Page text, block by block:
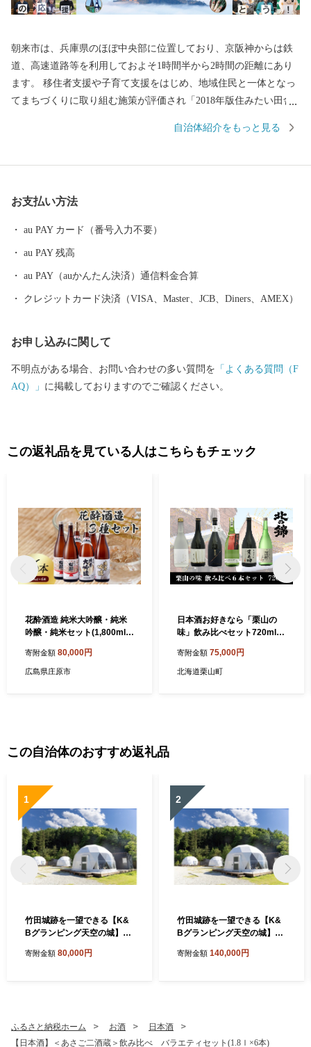
朝来市は、兵庫県のほぼ中央部に位置しており、京阪神からは鉄
道、高速道路等を利用しておよそ1時間半から2時間の距離にあり
ます。 移住者支援や子育て支援をはじめ、地域住民と一体となっ
てまちづくりに取り組む施策が評価され「2018年版住みたい田舎
名所として「天空の城」や「日本のマチュピチュ」とも称される
連遺構として「生野銀山」や「神子畑選鉱場跡」などがありま
べて余すところなく食べられるのが特長です。 ふるさと納税の返
礼品としても大変人気があり、鍋物や天ぷら、焼きねぎなどで食
べると美味しさが引き立ちます。 これらの観光資源、歴史遺産、
自治体紹介をもっと見る
お支払い方法
au PAY カード（番号入力不要）
au PAY 残高
au PAY（auかんたん決済）通信料金合算
クレジットカード決済（VISA、Master、JCB、Diners、AMEX）
お申し込みに関して
不明点がある場合、お問い合わせの多い質問を 「よくある質問（F
AQ）」 に掲載しておりますのでご確認ください。
この返礼品を見ている人はこちらもチェック
花酔酒造 純米大吟醸・純米
吟醸・純米セット(1,800ml×
セット
寄附金額 80,000円
広島県庄原市
日本酒お好きなら「栗山の
味」飲み比べセット720ml6
寄附金額 75,000円
北海道栗山町
この自治体のおすすめ返礼品
1
竹田城跡を一望できる【K&
Bグランピング天空の城】素
寄附金額 80,000円
2
竹田城跡を一望できる【K&
Bグランピング天空の城】１
寄附金額 140,000円
ふるさと納税ホーム お酒
日本酒
【日本酒】＜あさご二酒蔵＞飲み比べ バラエティセット(1.8ｌ×6本)